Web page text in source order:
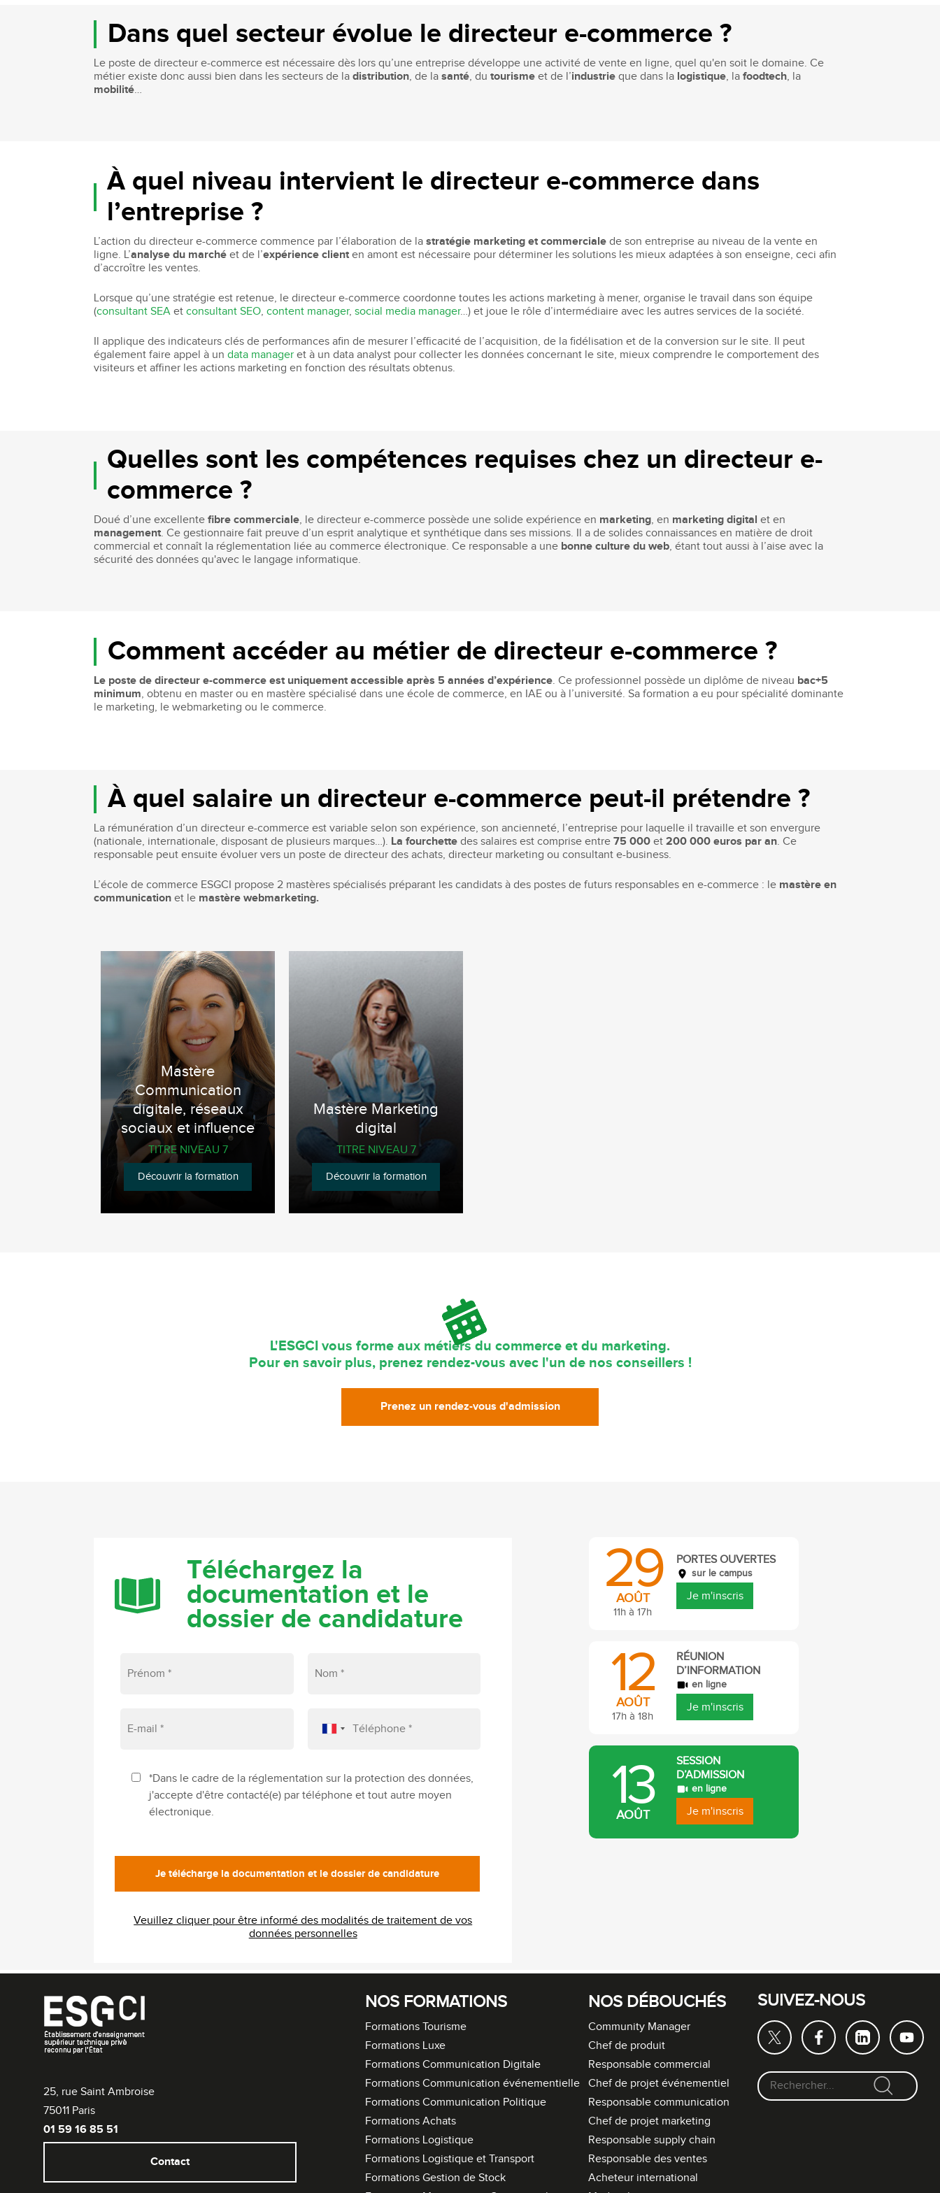
Dans quel secteur évolue le directeur e-commerce ?
Le poste de directeur e-commerce est nécessaire dès lors qu’une entreprise développe une activité de vente en ligne, quel qu'en soit le domaine. Ce
métier existe donc aussi bien dans les secteurs de ladistribution, de lasanté, dutourisme et de l’industrie que dans la logistique, lafoodtech, la
mobilité…
À quel niveau intervient le directeur e-commerce dans
l’entreprise ?
L’action du directeur e-commerce commence par l’élaboration de lastratégie marketing et commercialede son entreprise au niveau de la vente en
ligne. L’analyse du marché et de l’expérience client en amont est nécessaire pour déterminer les solutions les mieux adaptées à son enseigne, ceci afin
d’accroître les ventes.
Lorsque qu’une stratégie est retenue, le directeur e-commerce coordonne toutes les actions marketing à mener, organise le travail dans son équipe
(consultant SEA et consultant SEO,content manager,social media manager…) et joue le rôle d’intermédiaire avec les autres services de la société.
Il applique des indicateurs clés de performances afin de mesurer l’efficacité de l’acquisition, de la fidélisation et de la conversion sur le site. Il peut
également faire appel à undata manager et à un data analyst pour collecter les données concernant le site, mieux comprendre le comportement des
visiteurs et affiner les actions marketing en fonction des résultats obtenus.
Quelles sont les compétences requises chez un directeur e-
commerce ?
Doué d’une excellentefibre commerciale, le directeur e-commerce possède une solide expérience en marketing, en marketing digitalet en
management. Ce gestionnaire fait preuve d’un esprit analytique et synthétique dans ses missions. Il a de solides connaissances en matière de droit
commercial et connaît la réglementation liée au commerce électronique. Ce responsable a une bonne culture du web, étant tout aussi à l’aise avec la
sécurité des données qu'avec le langage informatique.
Comment accéder au métier de directeur e-commerce ?
Le poste de directeur e-commerce est uniquement accessible après 5 années d’expérience. Ce professionnel possède un diplôme de niveau bac+5
minimum, obtenu en master ou en mastère spécialisé dans une école de commerce, en IAE ou à l’université. Sa formation a eu pour spécialité dominante
le marketing, le webmarketing ou le commerce.
À quel salaire un directeur e-commerce peut-il prétendre ?
La rémunération d’un directeur e-commerce est variable selon son expérience, son ancienneté, l’entreprise pour laquelle il travaille et son envergure
(nationale, internationale, disposant de plusieurs marques…). La fourchette des salaires est comprise entre 75 000et200 000 euros par an. Ce
responsable peut ensuite évoluer vers un poste de directeur des achats, directeur marketing ou consultant e-business.
L’école de commerce ESGCI propose 2 mastères spécialisés préparant les candidats à des postes de futurs responsables en e-commerce : le mastère en
communication et le mastère webmarketing.
Mastère
Communication
digitale, réseaux
sociaux et influence
TITRE NIVEAU 7
Découvrir la formation
Mastère Marketing
digital
TITRE NIVEAU 7
Découvrir la formation
L'ESGCI vous forme aux métiers du commerce et du marketing.
Pour en savoir plus, prenez rendez-vous avec l'un de nos conseillers !
Prenez un rendez-vous d'admission
Téléchargez la
documentation et le
dossier de candidature
*Dans le cadre de la réglementation sur la protection des données,
j'accepte d'être contacté(e) par téléphone et tout autre moyen
électronique.
Veuillez cliquer pour être informé des modalités de traitement de vos
données personnelles
29
AOÛT
11h à 17h
PORTES OUVERTES
sur le campus
Je m'inscris
12
AOÛT
17h à 18h
RÉUNION
D’INFORMATION
en ligne
Je m'inscris
13
AOÛT
SESSION
D’ADMISSION
en ligne
Je m'inscris
Le programme International à l'ESGCI
Étudier à l'international
Double diplôme
Former vos collaborateurs
Bachelor Marketing digital
Bachelor Commerce Marketing
spécialisation International
Bachelor Luxe – Développement
Bachelor Tourisme
Mastère Supply Chain et e-Logistique
Mastère Marketing du Luxe
Mastère Business Development
Mastère Marketing Produit :
MBA Management et Gestion d'un
25, rue Saint Ambroise
75011 Paris
01 59 16 85 51
Contact
NOS FORMATIONS
Formations Tourisme
Formations Luxe
Formations Communication Digitale
Formations Communication événementielle
Formations Communication Politique
Formations Achats
Formations Logistique
Formations Logistique et Transport
Formations Gestion de Stock
NOS DÉBOUCHÉS
Community Manager
Chef de produit
Responsable commercial
Chef de projet événementiel
Responsable communication
Chef de projet marketing
Responsable supply chain
Responsable des ventes
Acheteur international
SUIVEZ-NOUS
F